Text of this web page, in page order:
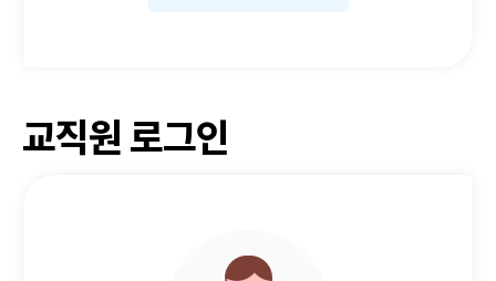
교직원 로그인